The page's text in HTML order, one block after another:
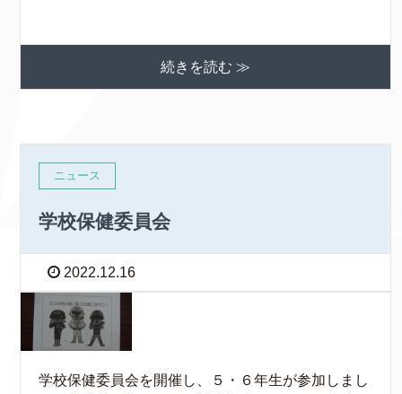
続きを読む ≫
ニュース
学校保健委員会
2022.12.16
学校保健委員会を開催し、５・６年生が参加しまし